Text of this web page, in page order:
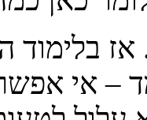
אז בלימוד
– אי